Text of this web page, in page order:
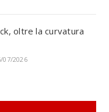
oltre la curvatura
07/2026